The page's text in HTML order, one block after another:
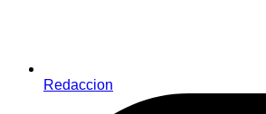
Redaccion